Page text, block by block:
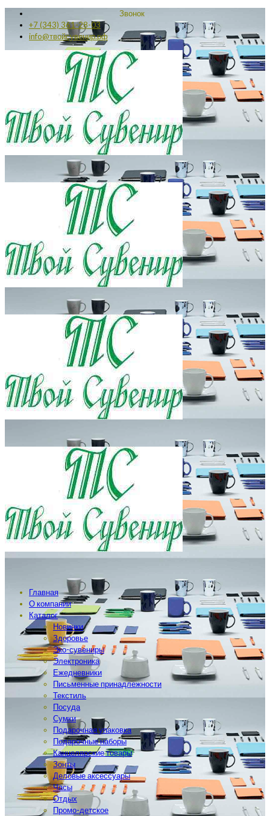
Звонок
+7 (343) 361-28-03
info@твойсувенир.рф
Главная
О компании
Каталог
Новинки
Здоровье
Эко-сувениры
Электроника
Ежедневники
Письменные принадлежности
Текстиль
Посуда
Сумки
Подарочная упаковка
Подарочные наборы
Канцелярские товары
Зонты
Деловые аксессуары
Часы
Отдых
Промо-детское